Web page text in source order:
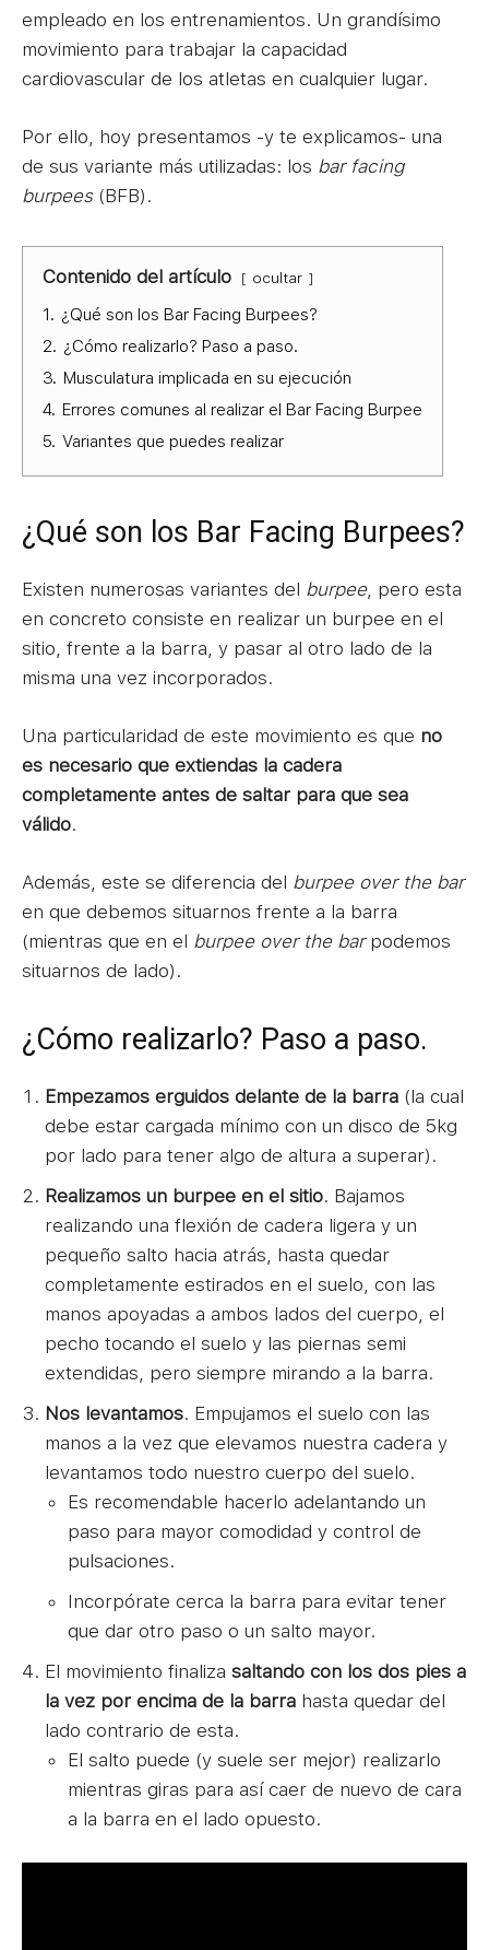
empleado en los entrenamientos. Un grandísimo
movimiento para trabajar la capacidad
cardiovascular de los atletas en cualquier lugar.
Por ello, hoy presentamos -y te explicamos- una
de sus variante más utilizadas: los bar facing
burpees(BFB).
Contenido del artículo ocultar
1. ¿Qué son los Bar Facing Burpees?
2. ¿Cómo realizarlo? Paso a paso.
3. Musculatura implicada en su ejecución
4. Errores comunes al realizar el Bar Facing Burpee
5. Variantes que puedes realizar
¿Qué son los Bar Facing Burpees?
Existen numerosas variantes del burpee, pero esta
en concreto consiste en realizar un burpee en el
sitio, frente a la barra, y pasar al otro lado de la
misma una vez incorporados.
Una particularidad de este movimiento es que no
es necesario que extiendas la cadera
completamente antes de saltar para que sea
válido.
Además, este se diferencia del burpee over the bar
en que debemos situarnos frente a la barra
(mientras que en el burpee over the barpodemos
situarnos de lado).
¿Cómo realizarlo? Paso a paso.
Empezamos erguidos delante de la barra (la cual
debe estar cargada mínimo con un disco de 5kg
por lado para tener algo de altura a superar).
Realizamos un burpee en el sitio. Bajamos
realizando una flexión de cadera ligera y un
pequeño salto hacia atrás, hasta quedar
completamente estirados en el suelo, con las
manos apoyadas a ambos lados del cuerpo, el
pecho tocando el suelo y las piernas semi
extendidas, pero siempre mirando a la barra.
Nos levantamos. Empujamos el suelo con las
manos a la vez que elevamos nuestra cadera y
levantamos todo nuestro cuerpo del suelo.
Es recomendable hacerlo adelantando un
paso para mayor comodidad y control de
pulsaciones.
Incorpórate cerca la barra para evitar tener
que dar otro paso o un salto mayor.
El movimiento finaliza saltando con los dos pies a
la vez por encima de la barra hasta quedar del
lado contrario de esta.
El salto puede (y suele ser mejor) realizarlo
mientras giras para así caer de nuevo de cara
a la barra en el lado opuesto.